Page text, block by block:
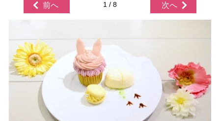
前へ 1 / 8 次へ